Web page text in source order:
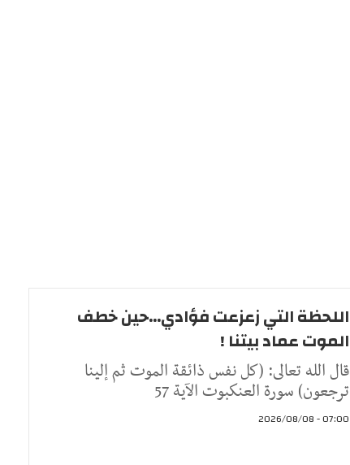
اللحظة التي زعزعت فؤادي...حين خطف
الموت عماد بيتنا !
قال الله تعالى: (كل نفس ذائقة الموت ثم إلينا
ترجعون) سورة العنكبوت الآية 57
07:00 - 2026/08/08